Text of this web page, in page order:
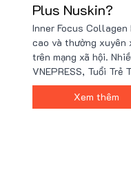
Plus Nuskin?
Inner Focus
cao và thường xuyên
trên mạng xã hội.
VNEPRESS, Tuổi Trẻ
Thị Trường 365 đã đề
phản hồi tích cực về
Xem thêm